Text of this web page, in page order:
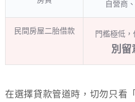
自營商
民間房屋二胎借款 門檻極低，
別留
在選擇貸款管道時，切勿只看